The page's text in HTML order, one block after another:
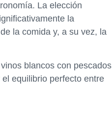
La elección
la
la comida y, a su vez, la
blancos con pescados
equilibrio perfecto entre